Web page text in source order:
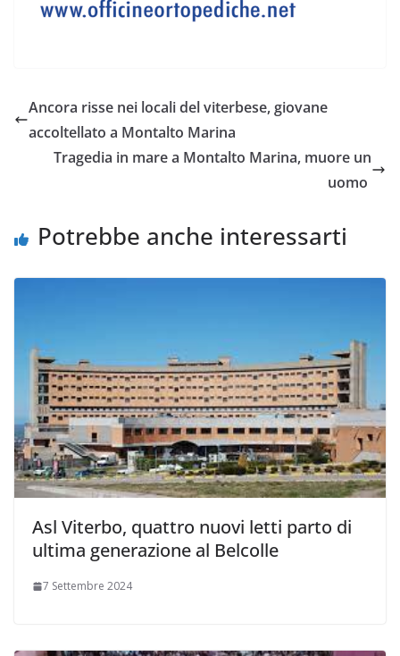
Ancora risse nei locali del viterbese, giovane
accoltellato a Montalto Marina
Tragedia in mare a Montalto Marina, muore un
uomo
Potrebbe anche interessarti
Asl Viterbo, quattro nuovi letti parto di
ultima generazione al Belcolle
7 Settembre 2024